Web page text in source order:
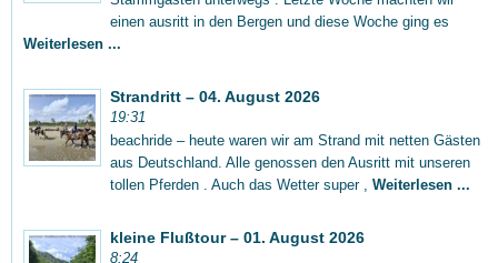
einen ausritt in den Bergen und diese Woche ging es
Weiterlesen ...
Strandritt – 04. August 2026
19:31
beachride – heute waren wir am Strand mit netten Gästen
aus Deutschland. Alle genossen den Ausritt mit unseren
tollen Pferden . Auch das Wetter super , Weiterlesen ...
kleine Flußtour – 01. August 2026
8:24